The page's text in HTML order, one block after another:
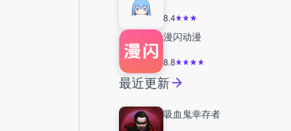
8.4
漫闪动漫
8.8
最近更新
吸血鬼幸存者